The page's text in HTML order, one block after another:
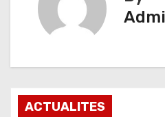
ACTUALITES